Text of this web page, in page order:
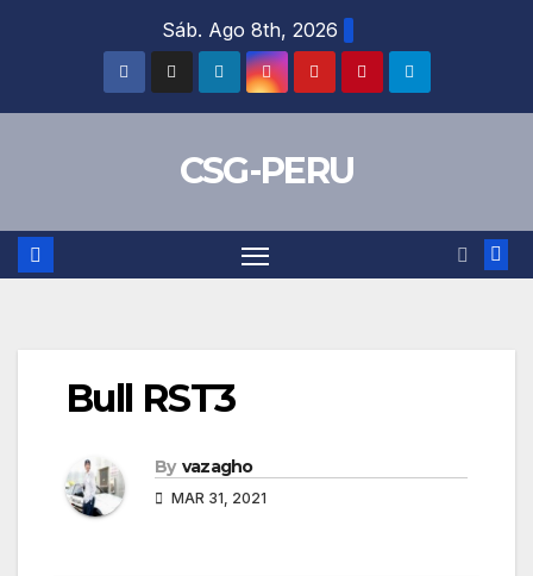
Sáb. Ago 8th, 2026
CSG-PERU
Bull RST3
By vazagho
MAR 31, 2021